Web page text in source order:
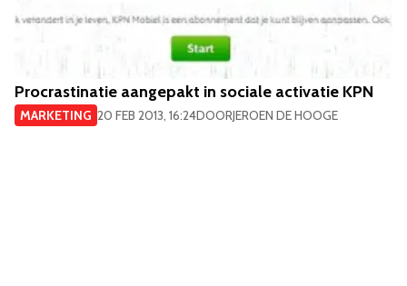
Procrastinatie aangepakt in sociale activatie KPN
MARKETING 20 FEB 2013, 16:24DOORJEROEN DE HOOGE